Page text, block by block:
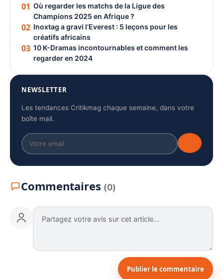
01 Où regarder les matchs de la Ligue des
Champions 2025 en Afrique ?
02 Inoxtag a gravi l’Everest : 5 leçons pour les
créatifs africains
03 10 K-Dramas incontournables et comment les
regarder en 2024
NEWSLETTER
Les tendances Critikmag chaque semaine, dans votre
boîte mail.
Commentaires (0)
Publier le commentaire